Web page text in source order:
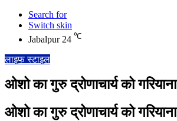
Search for
Switch skin
Jabalpur 24 ℃
लाइफ स्टाइल
ओशो का गुरु द्रोणाचार्य को गरियाना
ओशो का गुरु द्रोणाचार्य को गरियाना